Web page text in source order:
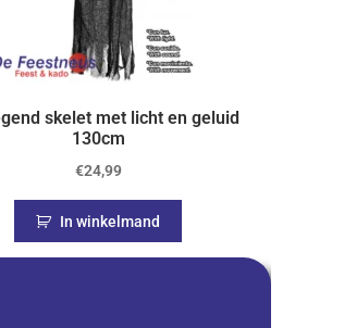
skelet met licht en geluid
130cm
€24,99
In winkelmand